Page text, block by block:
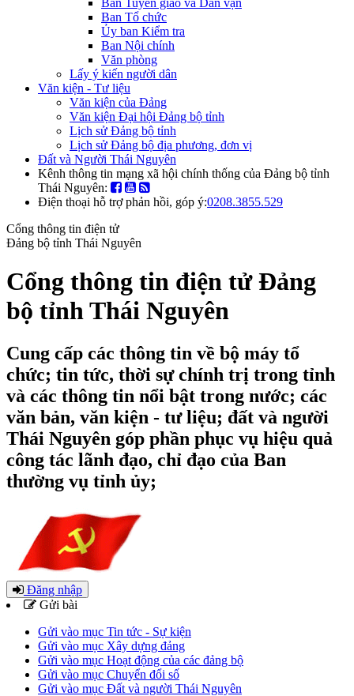
Ban Tổ chức
Ủy ban Kiểm tra
Ban Nội chính
Văn phòng
Lấy ý kiến người dân
Văn kiện - Tư liệu
Văn kiện của Đảng
Văn kiện Đại hội Đảng bộ tỉnh
Lịch sử Đảng bộ tỉnh
Lịch sử Đảng bộ địa phương, đơn vị
Đất và Người Thái Nguyên
Kênh thông tin mạng xã hội chính thống của Đảng bộ tỉnh
Thái Nguyên:
Điện thoại hỗ trợ phản hồi, góp ý:0208.3855.529
Cổng thông tin điện tử
Đảng bộ tỉnh Thái Nguyên
Cổng thông tin điện tử Đảng
bộ tỉnh Thái Nguyên
Cung cấp các thông tin về bộ máy tổ
chức; tin tức, thời sự chính trị trong tỉnh
và các thông tin nổi bật trong nước; các
văn bản, văn kiện - tư liệu; đất và người
Thái Nguyên góp phần phục vụ hiệu quả
công tác lãnh đạo, chỉ đạo của Ban
thường vụ tỉnh ủy;
Đăng nhập
Gửi bài
Gửi vào mục Tin tức - Sự kiện
Gửi vào mục Xây dựng đảng
Gửi vào mục Hoạt động của các đảng bộ
Gửi vào mục Chuyển đổi số
Gửi vào mục Đất và người Thái Nguyên